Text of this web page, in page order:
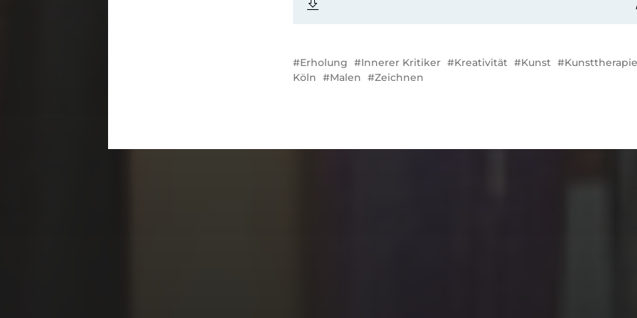
Erholung Innerer Kritiker Kreativität Kunst
Kunsttherapie
Köln
Malen Zeichnen